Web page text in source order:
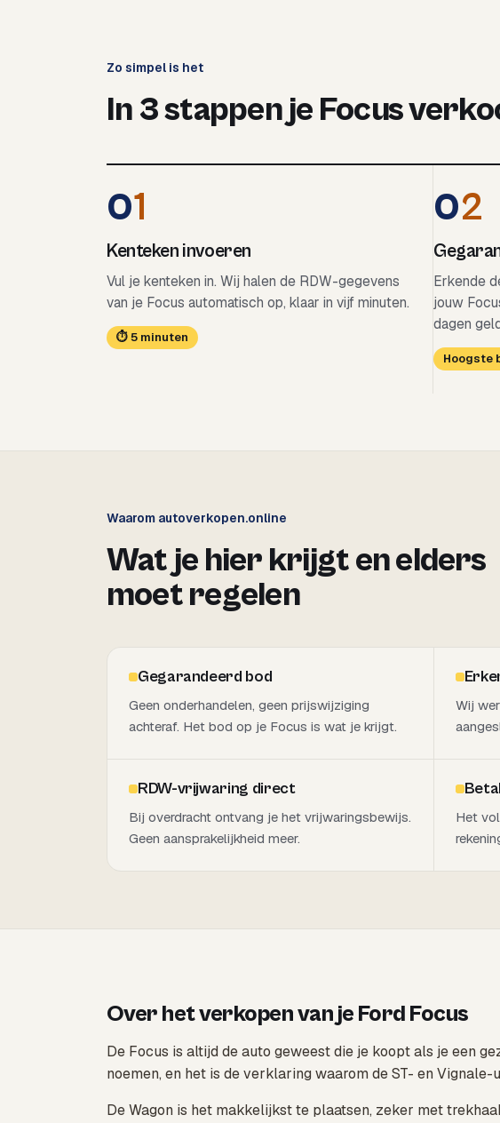
Zo simpel is het
In 3 stappen je Focus
01
Kenteken invoeren
Vul je kenteken in. Wij halen de RDW-gegevens
van je Focus automatisch op, klaar in vijf minuten.
⏱ 5 minuten
02
Erkende
jouw
dagen
Hoogste
Waarom autoverkopen.online
Wat je hier krijgt en elders
moet regelen
Gegarandeerd bod
Geen onderhandelen, geen prijswijziging
achteraf. Het bod op je Focus is wat je krijgt.
Wij
RDW-vrijwaring direct
Bij overdracht ontvang je het vrijwaringsbewijs.
Geen aansprakelijkheid meer.
Het
Over het verkopen van je Ford Focus
De Focus is altijd de auto geweest die je koopt als je een
noemen, en het is de verklaring waarom de ST- en
De Wagon is het makkelijkst te plaatsen, zeker met